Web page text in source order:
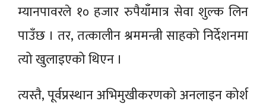
म्यानपावरले १० हजार रुपैयाँमात्र सेवा शुल्क लिन
पाउँछ । तर, तत्कालीन श्रममन्त्री साहको निर्देशनमा
त्यो खुलाइएको थिएन ।
त्यस्तै, पूर्वप्रस्थान अभिमुखीकरणको अनलाइन कोर्श